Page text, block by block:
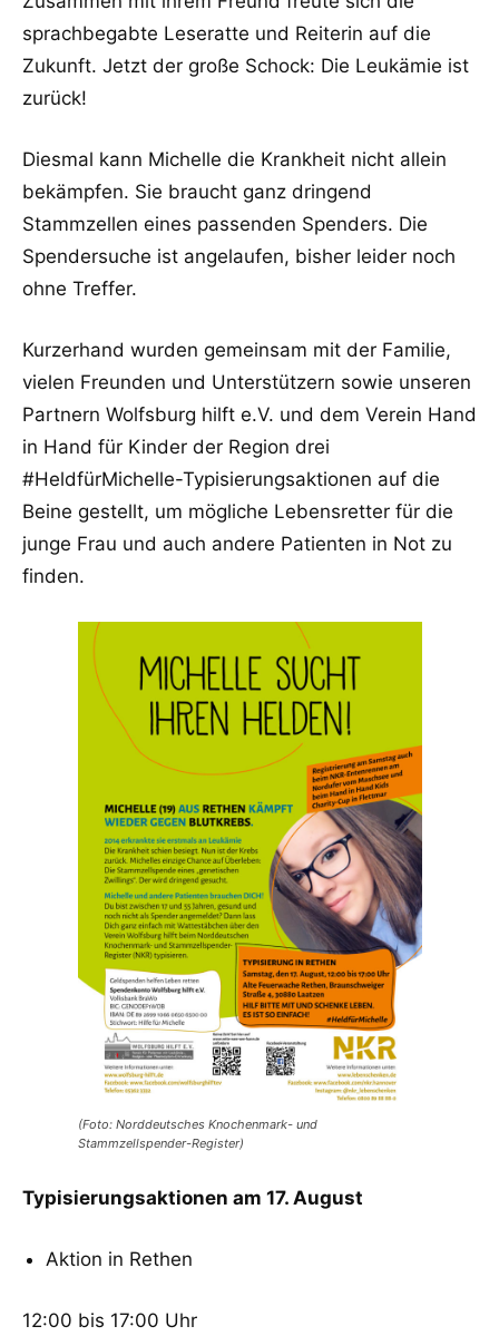
sprachbegabte Leseratte und Reiterin auf die
Zukunft. Jetzt der große Schock: Die Leukämie ist
zurück!
Diesmal kann Michelle die Krankheit nicht allein
bekämpfen. Sie braucht ganz dringend
Stammzellen eines passenden Spenders. Die
Spendersuche ist angelaufen, bisher leider noch
ohne Treffer.
Kurzerhand wurden gemeinsam mit der Familie,
vielen Freunden und Unterstützern sowie unseren
Partnern Wolfsburg hilft e.V. und dem Verein Hand
in Hand für Kinder der Region drei
#HeldfürMichelle-Typisierungsaktionen auf die
Beine gestellt, um mögliche Lebensretter für die
junge Frau und auch andere Patienten in Not zu
finden.
(Foto: Norddeutsches Knochenmark- und
Stammzellspender-Register)
Typisierungsaktionen am 17. August
Aktion in Rethen
12:00 bis 17:00 Uhr